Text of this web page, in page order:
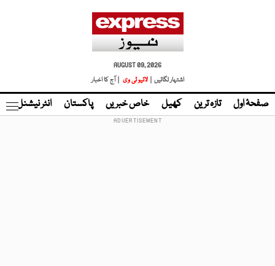
AUGUST 09, 2026
اشتہار لگائیں |
لائیو ٹی وی | آج کا اخبار
صفحۂ اول تازہ ترین کھیل خاص خبریں پاکستان انٹر نیشنل